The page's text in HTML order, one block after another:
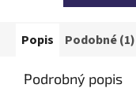
Popis Podobné (1)
Podrobný popis